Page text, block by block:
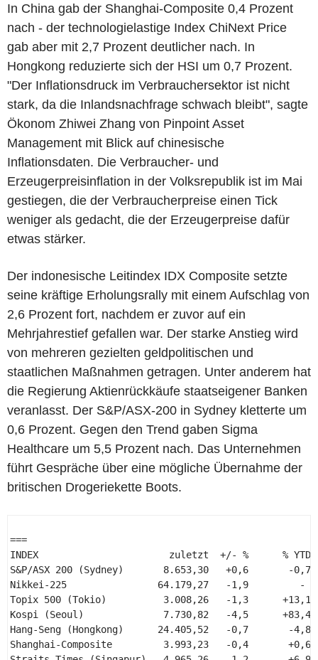
In China gab der Shanghai-Composite 0,4 Prozent
nach - der technologielastige Index ChiNext Price
gab aber mit 2,7 Prozent deutlicher nach. In
Hongkong reduzierte sich der HSI um 0,7 Prozent.
"Der Inflationsdruck im Verbrauchersektor ist nicht
stark, da die Inlandsnachfrage schwach bleibt", sagte
Ökonom Zhiwei Zhang von Pinpoint Asset
Management mit Blick auf chinesische
Inflationsdaten. Die Verbraucher- und
Erzeugerpreisinflation in der Volksrepublik ist im Mai
gestiegen, die der Verbraucherpreise einen Tick
weniger als gedacht, die der Erzeugerpreise dafür
etwas stärker.
Der indonesische Leitindex IDX Composite setzte
seine kräftige Erholungsrally mit einem Aufschlag von
2,6 Prozent fort, nachdem er zuvor auf ein
Mehrjahrestief gefallen war. Der starke Anstieg wird
von mehreren gezielten geldpolitischen und
staatlichen Maßnahmen getragen. Unter anderem hat
die Regierung Aktienrückkäufe staatseigener Banken
veranlasst. Der S&P/ASX-200 in Sydney kletterte um
0,6 Prozent. Gegen den Trend gaben Sigma
Healthcare um 5,5 Prozent nach. Das Unternehmen
führt Gespräche über eine mögliche Übernahme der
britischen Drogeriekette Boots.
===
INDEX                       zuletzt  +/- %      % YTD
S&P/ASX 200 (Sydney)       8.653,30   +0,6       -
Nikkei-225                64.179,27   -1,9
Topix 500 (Tokio)          3.008,26   -1,3
Kospi (Seoul)              7.730,82   -4,5
Hang-Seng (Hongkong)      24.405,52   -0,7       -
Shanghai-Composite         3.993,23   -0,4